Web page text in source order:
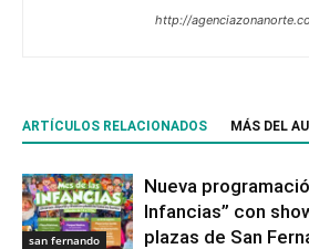
http://
ARTÍCULOS RELACIONADOS MÁS DEL
san fernando
Nueva
Infancias” con
plazas de San